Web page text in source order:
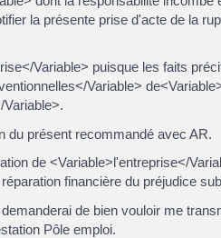
la présente prise d'acte de la
Variable> puisque les faits
Variable>
du présent recommandé avec AR.
de <Variable>l'entreprise</
financière du préjudice
de bien vouloir me
Pôle emploi.